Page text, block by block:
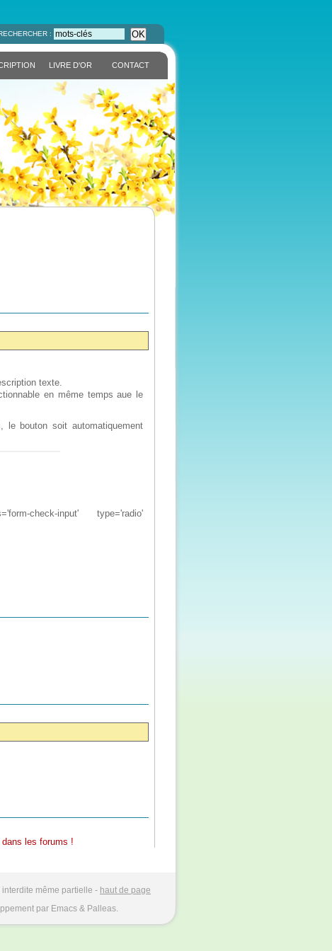
: OK
LIVRE D'OR CONTACT
texte.
en même temps aue le
le bouton soit automatiquement
check-input' type='radio'
les forums !
même partielle - haut de page
par Emacs & Palleas.